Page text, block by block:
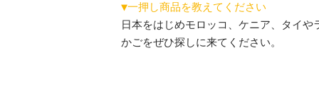
▼一押し商品を教えてください
日本をはじめモロッコ、ケニア、タイ
かごをぜひ探しに来てください。